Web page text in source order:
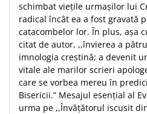
schimbat vieţile urmaşilor lui
radical încât ea a fost gravată
catacombelor lor. În plus, aşa
citat de autor, ,,învierea a
imnologia creştină; a devenit
vitale ale marilor scrieri
care se vorbea mereu în
Bisericii.” Mesajul esenţial al
urma pe ,,Învăţătorul iscusit